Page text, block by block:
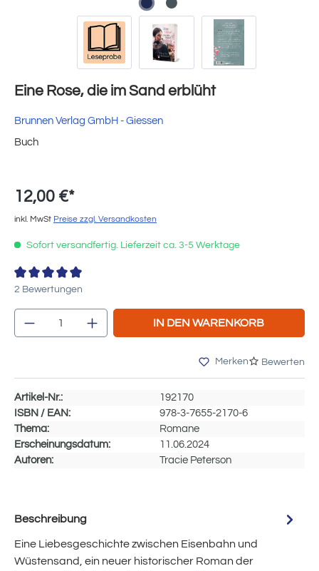
Eine Rose, die im Sand erblüht
Brunnen Verlag GmbH - Giessen
Buch
12,00 €*
inkl. MwSt Preise zzgl. Versandkosten
Sofort versandfertig. Lieferzeit ca. 3-5 Werktage
Durchschnittliche Bewertung von 5 von 5 Sternen
2 Bewertungen
Produkt Anzahl: Gib den gewünschten
IN DEN WARENKORB
Merken Bewerten
Artikel-Nr.:
192170
ISBN / EAN:
978-3-7655-2170-6
Thema:
Romane
Erscheinungsdatum:
11.06.2024
Autoren:
Tracie Peterson
Beschreibung
Eine Liebesgeschichte zwischen Eisenbahn und
Wüstensand, ein neuer historischer Roman der